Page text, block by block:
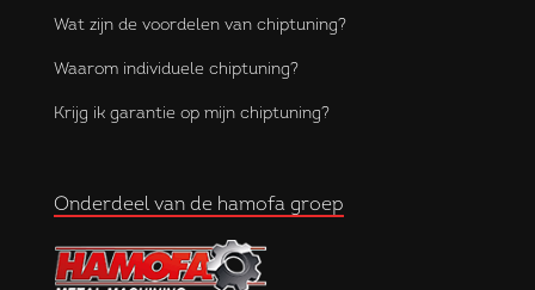
Wat zijn de voordelen van chiptuning?
Waarom individuele chiptuning?
Krijg ik garantie op mijn chiptuning?
Onderdeel van de hamofa groep